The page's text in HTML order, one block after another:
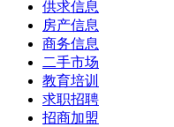
供求信息
房产信息
商务信息
二手市场
教育培训
求职招聘
招商加盟